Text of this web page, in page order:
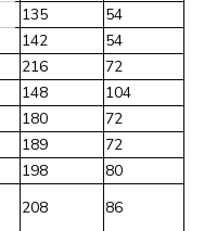
135
54
142
54
216
72
148
104
180
72
189
72
198
80
208
86